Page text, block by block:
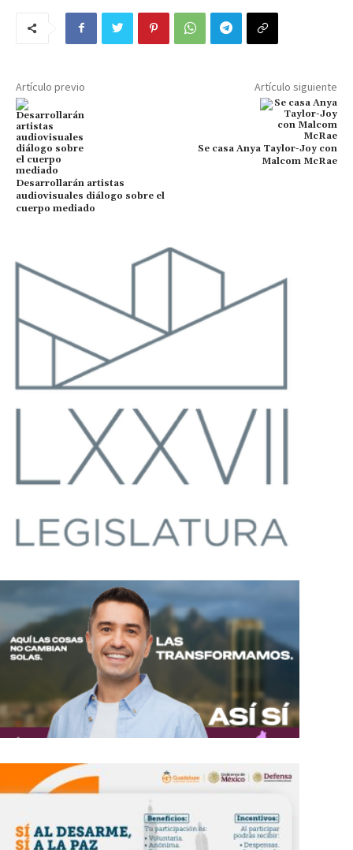
Artículo previo
Desarrollarán artistas
audiovisuales diálogo sobre el
cuerpo mediado
Artículo siguiente
Se casa Anya Taylor-Joy con
Malcom McRae